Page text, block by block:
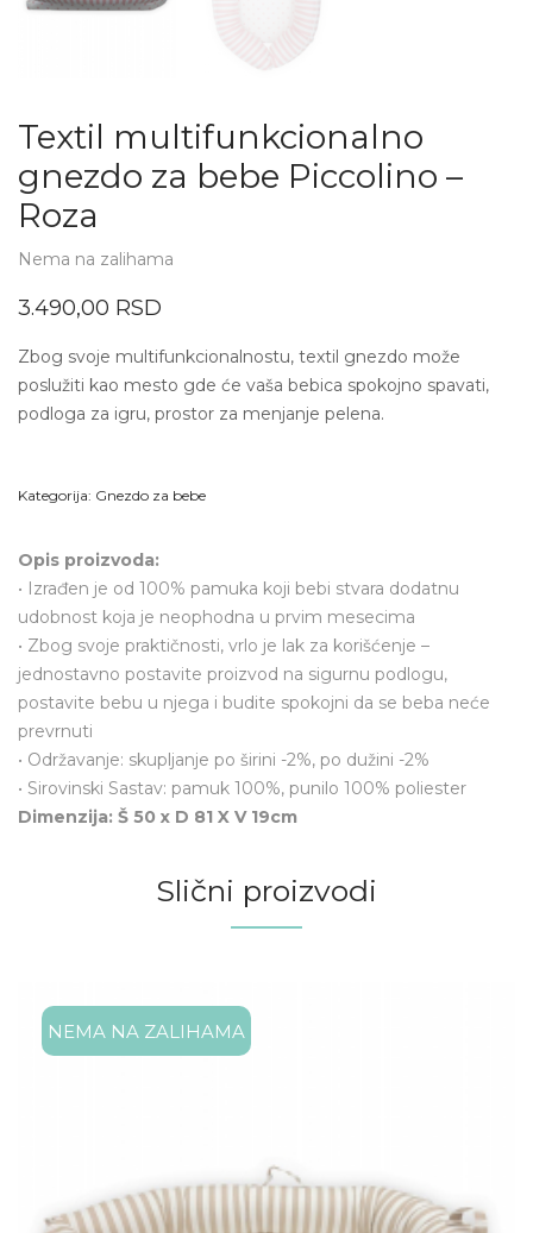
Textil multifunkcionalno
gnezdo za bebe Piccolino –
Roza
Nema na zalihama
3.490,00 RSD
Zbog svoje multifunkcionalnostu, textil gnezdo može
poslužiti kao mesto gde će vaša bebica spokojno spavati,
podloga za igru, prostor za menjanje pelena.
Kategorija: Gnezdo za bebe
Opis proizvoda:
• Izrađen je od 100% pamuka koji bebi stvara dodatnu
udobnost koja je neophodna u prvim mesecima
• Zbog svoje praktičnosti, vrlo je lak za korišćenje –
jednostavno postavite proizvod na sigurnu podlogu,
postavite bebu u njega i budite spokojni da se beba neće
prevrnuti
• Održavanje: skupljanje po širini -2%, po dužini -2%
• Sirovinski Sastav: pamuk 100%, punilo 100% poliester
Dimenzija: Š 50 x D 81 X V 19cm
Slični proizvodi
NEMA NA ZALIHAMA